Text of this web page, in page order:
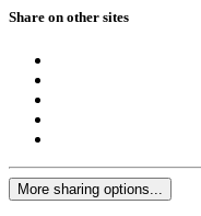
Share on other sites
More sharing options...